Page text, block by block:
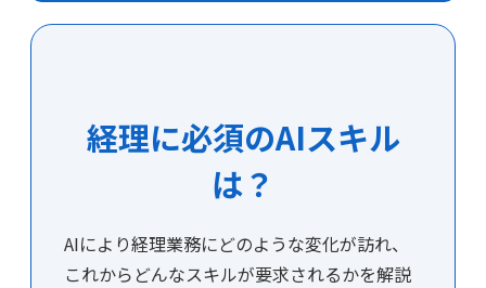
経理に必須のAIスキル
は？
AIにより経理業務にどのような変化が訪れ、
これからどんなスキルが要求されるかを解説